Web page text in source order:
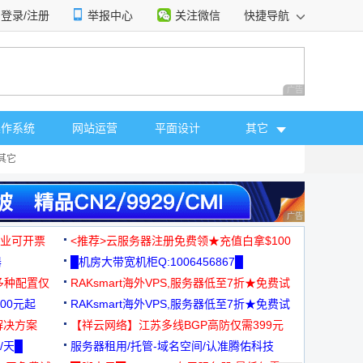
登录/注册 举报中心 关注微信 快捷导航
广告 商业广告，理
系统 网站运营 平面设计 其它
它
广告 商业广告，理
可开票
<推荐>云服务器注册免费领★充值白拿$100
█机房大带宽机柜Q:1006456867█
种配置仅
RAKsmart海外VPS,服务器低至7折★免费试
用★
元起
RAKsmart海外VPS,服务器低至7折★免费试
用★
决方案
【祥云网络】江苏多线BGP高防仅需399元
█
服务器租用/托管-域名空间/认准腾佑科技